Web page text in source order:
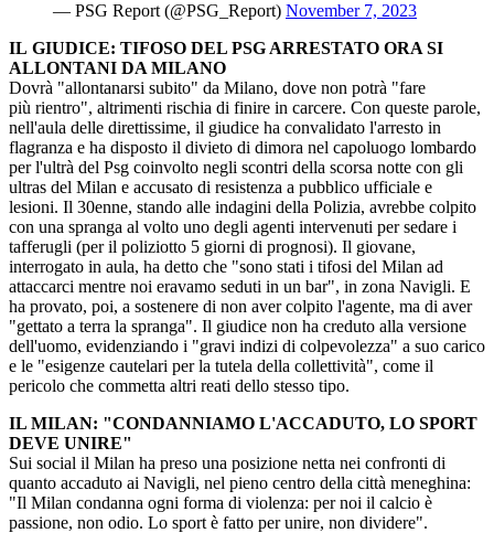
— PSG Report (@PSG_Report) November 7, 2023
IL GIUDICE: TIFOSO DEL PSG ARRESTATO ORA SI
ALLONTANI DA MILANO
Dovrà "allontanarsi subito" da Milano, dove non potrà "fare
più rientro", altrimenti rischia di finire in carcere. Con queste parole,
nell'aula delle direttissime, il giudice ha convalidato l'arresto in
flagranza e ha disposto il divieto di dimora nel capoluogo lombardo
per l'ultrà del Psg coinvolto negli scontri della scorsa notte con gli
ultras del Milan e accusato di resistenza a pubblico ufficiale e
lesioni. Il 30enne, stando alle indagini della Polizia, avrebbe colpito
con una spranga al volto uno degli agenti intervenuti per sedare i
tafferugli (per il poliziotto 5 giorni di prognosi). Il giovane,
interrogato in aula, ha detto che "sono stati i tifosi del Milan ad
attaccarci mentre noi eravamo seduti in un bar", in zona Navigli. E
ha provato, poi, a sostenere di non aver colpito l'agente, ma di aver
"gettato a terra la spranga". Il giudice non ha creduto alla versione
dell'uomo, evidenziando i "gravi indizi di colpevolezza" a suo carico
e le "esigenze cautelari per la tutela della collettività", come il
pericolo che commetta altri reati dello stesso tipo.
IL MILAN: "CONDANNIAMO L'ACCADUTO, LO SPORT
DEVE UNIRE"
Sui social il Milan ha preso una posizione netta nei confronti di
quanto accaduto ai Navigli, nel pieno centro della città meneghina:
"Il Milan condanna ogni forma di violenza: per noi il calcio è
passione, non odio. Lo sport è fatto per unire, non dividere".